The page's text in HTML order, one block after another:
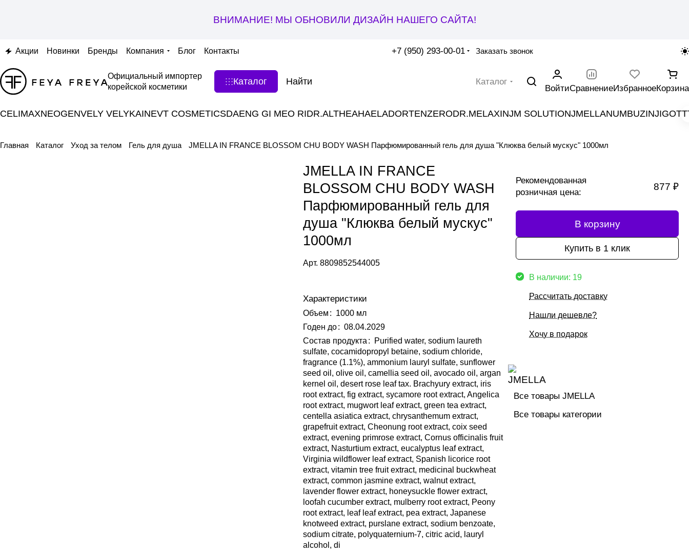
ВНИМАНИЕ! МЫ ОБНОВИЛИ ДИЗАЙН НАШЕГО САЙТА!
Акции Новинки Бренды Компания Блог Контакты +7 (950) 293-00-01 Заказать звонок
Официальный импортер
корейской косметики
Каталог Каталог
ВойтиСравнениеИзбранноеКорзина
CELIMAXNEOGENVELY VELYKAINEVT COSMETICSDAENG GI MEO RIDR.ALTHEAHAELADORTENZERODR.MELAXINJM SOLUTIONJMELLANUMBUZINJIGOTT
Главная Каталог Уход за телом Гель для душа JMELLA IN FRANCE BLOSSOM CHU BODY WASH Парфюмированный гель для душа "Клюква белый мускус" 1000мл
JMELLA IN FRANCE
BLOSSOM CHU BODY WASH
Парфюмированный гель для
душа "Клюква белый мускус"
1000мл
Арт.8809852544005
Характеристики
Объем : 1000 мл
Годен до: 08.04.2029
Состав продукта :
Purified water, sodium laureth
sulfate, cocamidopropyl betaine, sodium chloride,
fragrance (1.1%), ammonium lauryl sulfate, sunflower
seed oil, olive oil, camellia seed oil, avocado oil, argan
kernel oil, desert rose leaf tax. Brachyury extract, iris
root extract, fig extract, sycamore root extract, Angelica
root extract, mugwort leaf extract, green tea extract,
centella asiatica extract, chrysanthemum extract,
grapefruit extract, Cheonung root extract, coix seed
extract, evening primrose extract, Cornus officinalis fruit
extract, Nasturtium extract, eucalyptus leaf extract,
Virginia wildflower leaf extract, Spanish licorice root
extract, vitamin tree fruit extract, medicinal buckwheat
extract, common jasmine extract, walnut extract,
lavender flower extract, honeysuckle flower extract,
loofah cucumber extract, mulberry root extract, Peony
root extract, leaf leaf extract, pea extract, Japanese
knotweed extract, purslane extract, sodium benzoate,
sodium citrate, polyquaternium-7, citric acid, lauryl
alcohol, di
Рекомендованная
розничная цена:
877 ₽
В корзину
Купить в 1 клик
В наличии: 19
Рассчитать доставку
Нашли дешевле?
Хочу в подарок
Все товары JMELLA
Все товары категории